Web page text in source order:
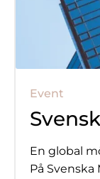
Event
En global
På